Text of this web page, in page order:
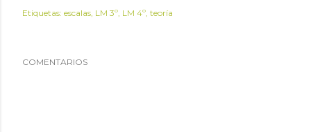
Etiquetas: escalas LM 3º LM 4º teoría
COMENTARIOS